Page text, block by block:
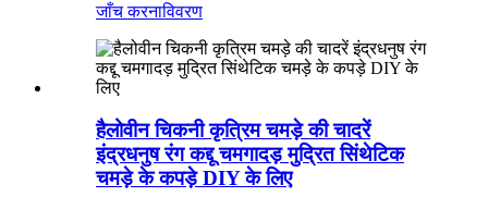
जाँच करनाविवरण
हैलोवीन चिकनी कृत्रिम चमड़े की चादरें
इंद्रधनुष रंग कद्दू चमगादड़ मुद्रित सिंथेटिक
चमड़े के कपड़े DIY के लिए